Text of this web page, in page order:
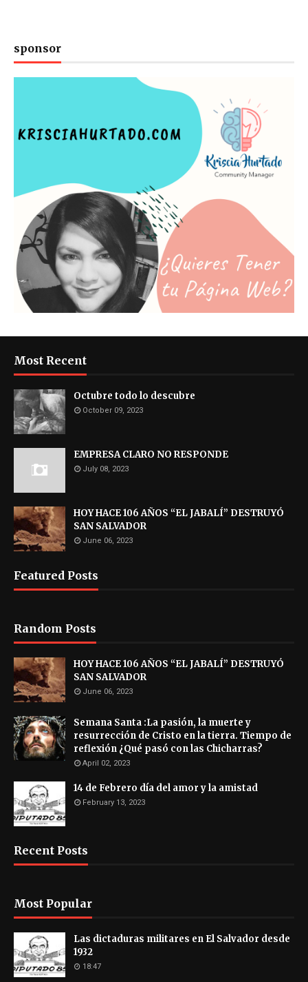
sponsor
Most Recent
Octubre todo lo descubre
October 09, 2023
EMPRESA CLARO NO RESPONDE
July 08, 2023
HOY HACE 106 AÑOS “EL JABALÍ” DESTRUYÓ
SAN SALVADOR
June 06, 2023
Featured Posts
Random Posts
HOY HACE 106 AÑOS “EL JABALÍ” DESTRUYÓ
SAN SALVADOR
June 06, 2023
Semana Santa :La pasión, la muerte y
resurrección de Cristo en la tierra. Tiempo de
reflexión ¿Qué pasó con las Chicharras?
April 02, 2023
14 de Febrero día del amor y la amistad
February 13, 2023
Recent Posts
Most Popular
Las dictaduras militares en El Salvador desde
1932
18:47